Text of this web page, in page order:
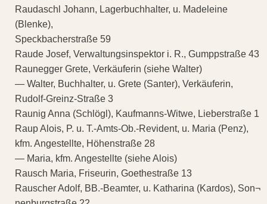
Raudaschl Johann, Lagerbuchhalter, u. Madeleine
(Blenke),
Speckbacherstraße 59
Raude Josef, Verwaltungsinspektor i. R., Gumppstraße 43
Raunegger Grete, Verkäuferin (siehe Walter)
— Walter, Buchhalter, u. Grete (Santer), Verkäuferin,
Rudolf-Greinz-Straße 3
Raunig Anna (Schlögl), Kaufmanns-Witwe, Lieberstraße 1
Raup Alois, P. u. T.-Amts-Ob.-Revident, u. Maria (Penz),
kfm. Angestellte, Höhenstraße 28
— Maria, kfm. Angestellte (siehe Alois)
Rausch Maria, Friseurin, Goethestraße 13
Rauscher Adolf, BB.-Beamter, u. Katharina (Kardos), Son¬